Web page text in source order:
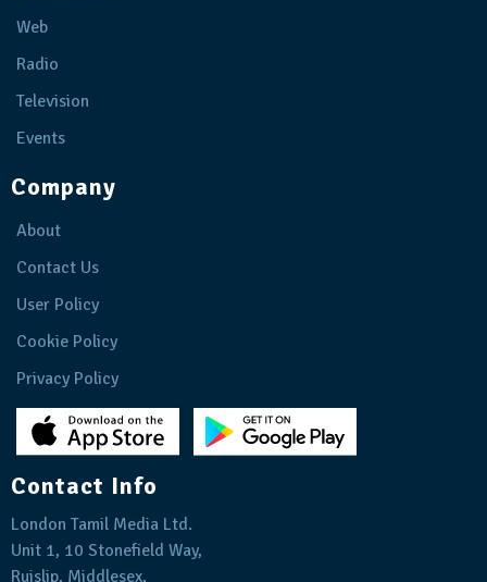
Web
Radio
Television
Events
Company
About
Contact Us
User Policy
Cookie Policy
Privacy Policy
Contact Info
London Tamil Media Ltd.
Unit 1, 10 Stonefield Way,
Ruislip, Middlesex,